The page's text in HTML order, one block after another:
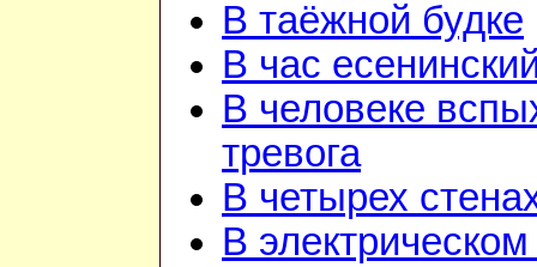
В таёжной будке
В час
В человеке
тревога
В четырех
В